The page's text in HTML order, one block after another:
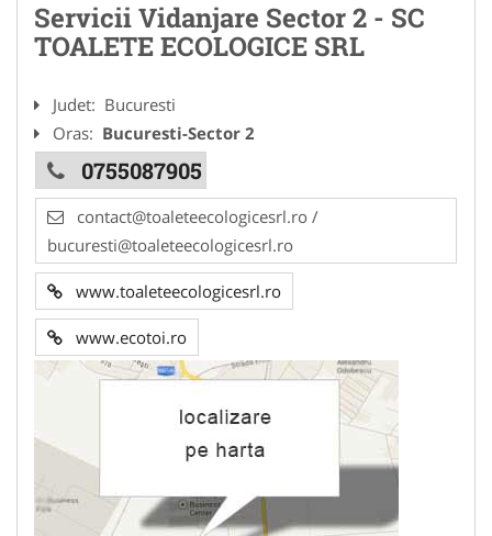
Servicii Vidanjare Sector 2 - SC
TOALETE ECOLOGICE SRL
Judet: Bucuresti
Oras: Bucuresti-Sector 2
0755087905
contact@toaleteecologicesrl.ro /
bucuresti@toaleteecologicesrl.ro
www.toaleteecologicesrl.ro
www.ecotoi.ro